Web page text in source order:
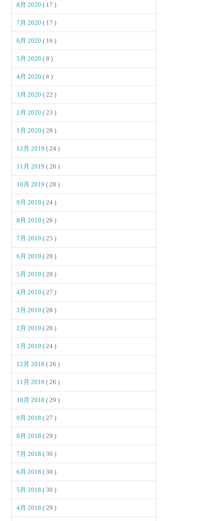
8月 2020( 17 )
7月 2020( 17 )
6月 2020( 16 )
5月 2020( 8 )
4月 2020( 6 )
3月 2020( 22 )
2月 2020( 23 )
1月 2020( 28 )
12月 2019( 24 )
11月 2019( 26 )
10月 2019( 28 )
9月 2019( 24 )
8月 2019( 26 )
7月 2019( 25 )
6月 2019( 28 )
5月 2019( 28 )
4月 2019( 27 )
3月 2019( 28 )
2月 2019( 28 )
1月 2019( 24 )
12月 2018( 26 )
11月 2018( 26 )
10月 2018( 29 )
9月 2018( 27 )
8月 2018( 29 )
7月 2018( 30 )
6月 2018( 30 )
5月 2018( 30 )
4月 2018( 29 )